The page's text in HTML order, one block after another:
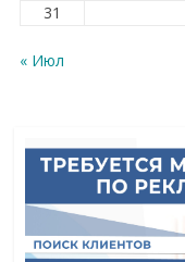
31
« Июл